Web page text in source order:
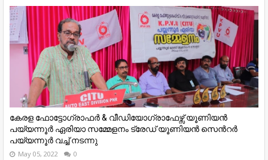
കേരള ഫോട്ടോഗ്രാഫർ & വീഡിയോഗ്രാഫേഴ്സ് യൂണിയൻ
പയ്യന്നൂർ ഏരിയാ സമ്മേളനം ട്രേഡ് യൂണിയൻ സെൻറർ
പയ്യന്നൂർ വച്ച് നടന്നു
May 05, 2022 0